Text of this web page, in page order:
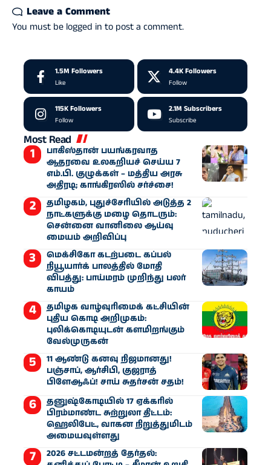
Leave a Comment
You must be logged in to post a comment.
1.5M Followers
Like
4.4K Followers
Follow
115KFollowers
Follow
2.1M Subscribers
Subscribe
Most Read
பாகிஸ்தான் பயங்கரவாத
ஆதரவை உலகறியச் செய்ய 7
எம்.பி. குழுக்கள் – மத்திய அரசு
அதிரடி; காங்கிரஸில் சர்ச்சை!
தமிழகம், புதுச்சேரியில் அடுத்த 2
நாட்களுக்கு மழை தொடரும்:
சென்னை வானிலை ஆய்வு
மையம் அறிவிப்பு
மெக்சிகோ கடற்படை கப்பல்
நியூயார்க் பாலத்தில் மோதி
விபத்து: பாய்மரம் முறிந்து பலர்
காயம்
தமிழக வாழ்வுரிமைக் கட்சியின்
புதிய கொடி அறிமுகம்:
புலிக்கொடியுடன் களமிறங்கும்
வேல்முருகன்
11 ஆண்டு கனவு நிஜமானது!
பஞ்சாப், ஆர்சிபி, குஜராத்
பிளேஆஃப்! சாய் சுதர்சன் சதம்!
தனுஷ்கோடியில் 17 ஏக்கரில்
பிரம்மாண்ட சுற்றுலா திட்டம்:
ஹெலிபேட், வாகன நிறுத்துமிடம்
அமையவுள்ளது
2026 சட்டமன்றத் தேர்தல்: